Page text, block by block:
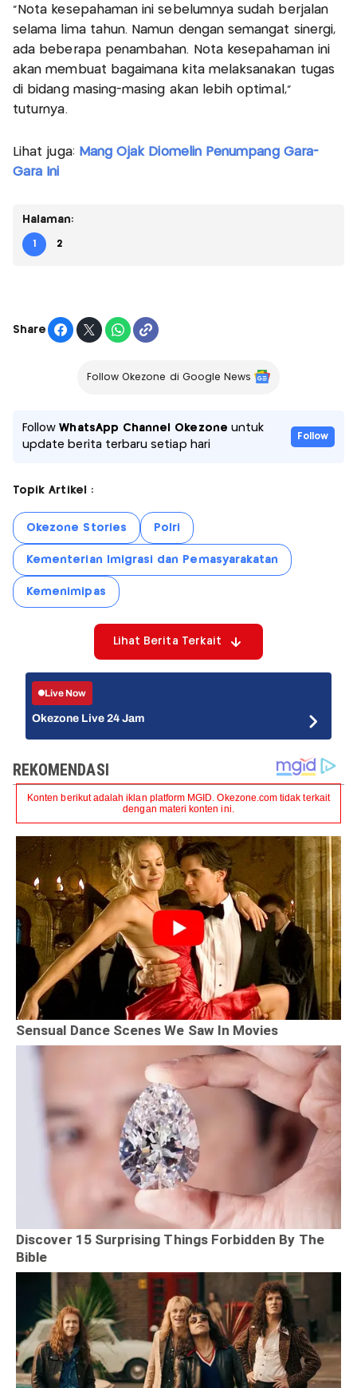
“Nota kesepahaman ini sebelumnya sudah berjalan
selama lima tahun. Namun dengan semangat sinergi,
ada beberapa penambahan. Nota kesepahaman ini
akan membuat bagaimana kita melaksanakan tugas
di bidang masing-masing akan lebih optimal,”
tuturnya.
Lihat juga: Mang Ojak Diomelin Penumpang Gara-
Gara Ini
Halaman:
1 2
Share
Follow Okezone di Google News
FollowWhatsApp Channel Okezone untuk
update berita terbaru setiap hari
Follow
Topik Artikel :
Okezone Stories Polri
Kementerian Imigrasi dan Pemasyarakatan
Kemenimipas
Lihat Berita Terkait
Live Now
Okezone Live 24 Jam